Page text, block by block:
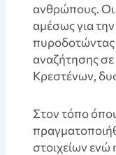
ανθρώπους. Οι
αμέσως για
πυροδοτώντας
αναζήτησης
Κρεστένων,
Στον τόπο
στοιχείων